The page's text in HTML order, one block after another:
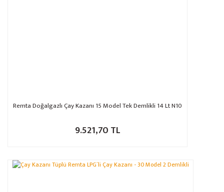
Remta Doğalgazlı Çay Kazanı 15 Model Tek Demlikli 14 Lt N10
9.521,70 TL